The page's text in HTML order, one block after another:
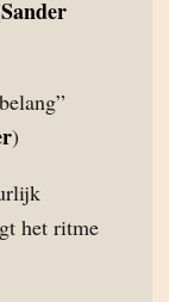
Sander
)
het ritme